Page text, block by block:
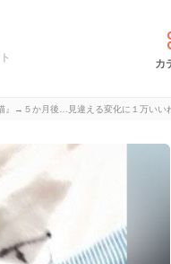
カ
→５か月後…見違える変化に１万いい